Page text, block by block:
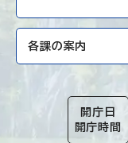
各課の案内
開庁日
開庁時間